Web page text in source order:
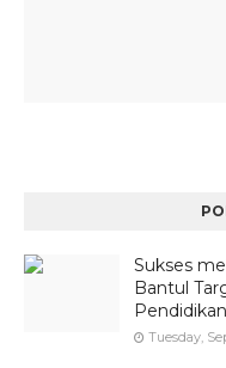
Sukses
Bantul
Pendidikan
Tuesday,